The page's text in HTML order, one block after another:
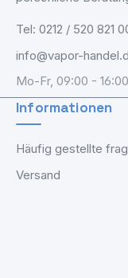
Tel: 0212 / 520 821
info@vapor-
Mo-Fr, 09:00 -
Informationen
Häufig gestellte
Versand